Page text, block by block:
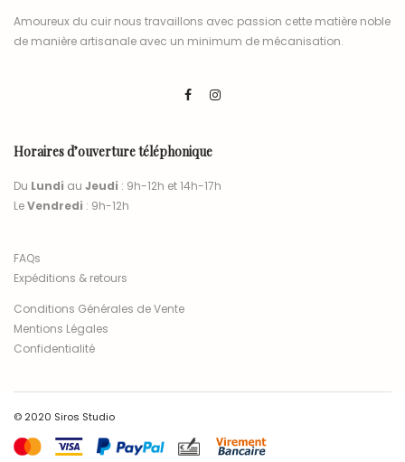
Amoureux du cuir nous travaillons avec passion cette matière noble
de manière artisanale avec un minimum de mécanisation.
Horaires d’ouverture téléphonique
Du Lundi au Jeudi : 9h-12h et 14h-17h
LeVendredi : 9h-12h
FAQs
Expéditions & retours
Conditions Générales de Vente
Mentions Légales
Confidentialité
© 2020 Siros Studio